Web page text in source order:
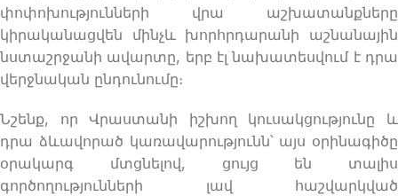
փոփոխությունների վրա աշխատանքները
կիրականացվեն մինչև խորհրդարանի աշնանային
նստաշրջանի ավարտը, երբ էլ նախատեսվում է դրա
վերջնական ընդունումը։
Նշենք, որ Վրաստանի իշխող կուսակցությունը և
դրա ձևավորած կառավարությունն՝ այս օրինագիծը
օրակարգ մտցնելով, ցույց են տալիս
գործողությունների լավ հաշվարկված